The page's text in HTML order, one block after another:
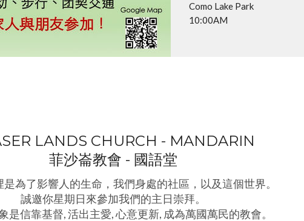
Como Lake Park
10:00AM
菲沙崙教會
一群來自三個會眾、橫跨三
了利頓 事工的服侍。這已是
LANDS CHURCH - MANDARIN
菲沙崙教會 - 國語堂
為了影響人的生命，我們身處的社區，以及這個世界。
誠邀你星期日來參加我們的主日崇拜。
是信靠基督, 活出主愛, 心意更新, 成為萬國萬民的教會。